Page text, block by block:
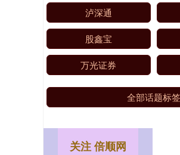
泸深通
股鑫宝
万光证券
全部话题标签
关注 倍顺网